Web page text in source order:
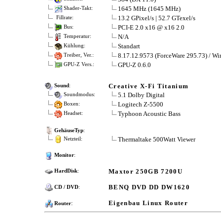
Shader-Takt: 1645 MHz (1645 MHz)
Fillrate: 13.2 GPixel/s | 52.7 GTexel/s
Bus: PCI-E 2.0 x16 @ x16 2.0
Temperatur: N/A
Kühlung: Standart
Treiber, Ver.: 8.17.12.9573 (ForceWare 295.73) /
GPU-Z Vers.: GPU-Z 0.6.0
Sound: Creative X-Fi Titanium
Soundmodus: 5.1 Dolby Digital
Boxen: Logitech Z-5500
Headset: Typhoon Acoustic Bass
GehäuseTyp:
Netzteil:
Thermaltake 500Watt Viewer
Monitor:
HardDisk: Maxtor 250GB 7200U
CD / DVD: BENQ DVD DD DW1620
Router: Eigenbau Linux Router